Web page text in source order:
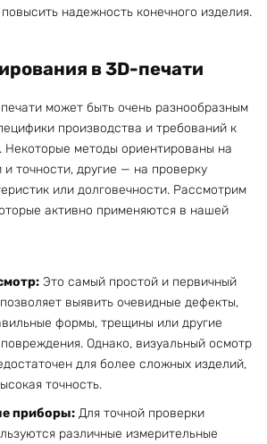
надежность конечного изделия.
в 3D-печати
может быть очень разнообразным
производства и требований к
Некоторые методы ориентированы на
и точности, другие — на проверку
или долговечности. Рассмотрим
активно применяются в нашей
Это самый простой и первичный
выявить очевидные дефекты,
формы, трещины или другие
Однако, визуальный осмотр
для более сложных изделий,
точность.
приборы: Для точной проверки
различные измерительные